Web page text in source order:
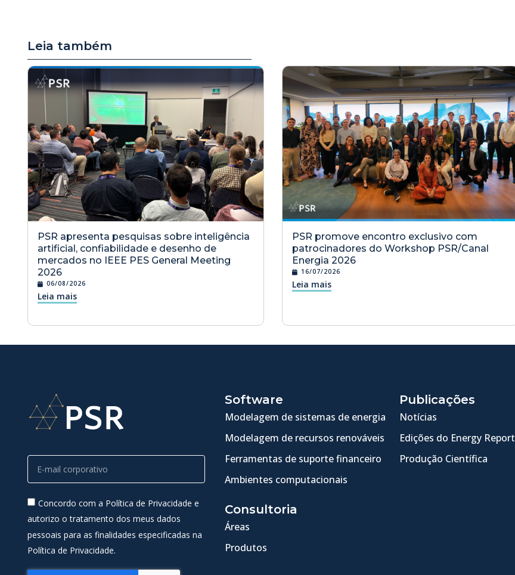
Leia também
PSR apresenta pesquisas sobre inteligência
artificial, confiabilidade e desenho de
mercados no IEEE PES General Meeting
2026
06/08/2026
Leia mais
PSR promove encontro exclusivo com
patrocinadores do Workshop PSR/Canal
Energia 2026
16/07/2026
Leia mais
Concordo com a Política de Privacidade e
autorizo o tratamento dos meus dados
pessoais para as finalidades especificadas na
Política de Privacidade.
Software
Modelagem de sistemas de energia
Modelagem de recursos renováveis
Ferramentas de suporte financeiro
Ambientes computacionais
Consultoria
Áreas
Produtos
Publicações
Notícias
Edições do Energy Report
Produção Científica